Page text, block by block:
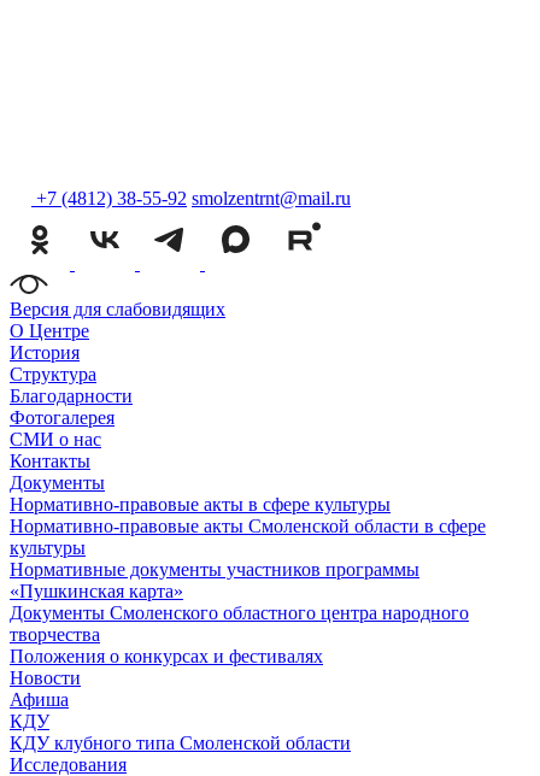
+7 (4812) 38-55-92 smolzentrnt@mail.ru
Версия для слабовидящих
О Центре
История
Структура
Благодарности
Фотогалерея
СМИ о нас
Контакты
Документы
Нормативно-правовые акты в сфере культуры
Нормативно-правовые акты Смоленской области в сфере
культуры
Нормативные документы участников программы
«Пушкинская карта»
Документы Смоленского областного центра народного
творчества
Положения о конкурсах и фестивалях
Новости
Афиша
КДУ
КДУ клубного типа Смоленской области
Исследования